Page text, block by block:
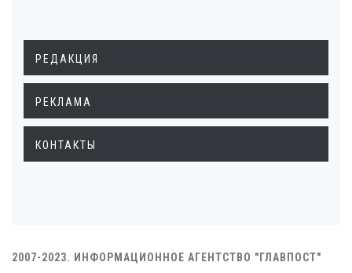
РЕДАКЦИЯ
РЕКЛАМА
КОНТАКТЫ
2007-2023. ИНФОРМАЦИОННОЕ АГЕНТСТВО "ГЛАВПОСТ"